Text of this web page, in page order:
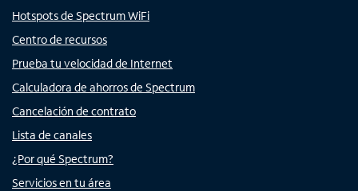
Hotspots de Spectrum WiFi
Centro de recursos
Prueba tu velocidad de Internet
Calculadora de ahorros de Spectrum
Cancelación de contrato
Lista de canales
¿Por qué Spectrum?
Servicios en tu área